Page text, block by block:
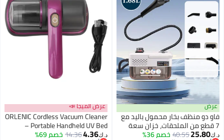
منظف بخار محمول باليد مع
من الملحقات، خزان سعة
1.68 لتر، تسخين سريع لمدة 10 ثوانٍ، 40.55خصم 36%
عرض الميجا 📣
ORLENIC Cordless Vacuum Cleaner
– Portable Handheld UV Bed
Vacuum with HEPA Filtration,
4.36
14.36خصم 69%